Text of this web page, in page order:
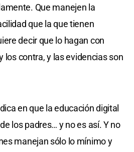
Que manejen la
que la que tienen
decir que lo hagan con
los contra, y las evidencias son
en que la educación digital
los padres… y no es así. Y no
manejan sólo lo mínimo y